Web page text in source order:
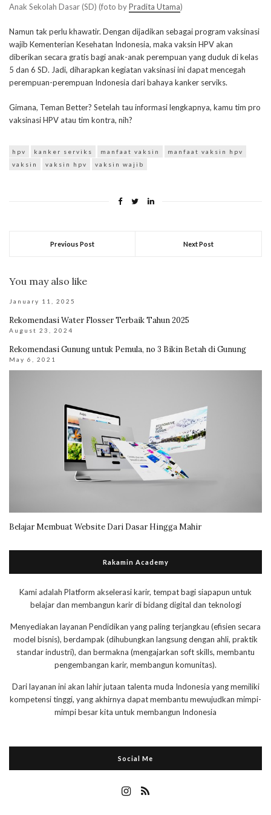
Anak Sekolah Dasar (SD) (foto byPradita Utama)
Namun tak perlu khawatir. Dengan dijadikan sebagai program vaksinasi
wajib Kementerian Kesehatan Indonesia, maka vaksin HPV akan
diberikan secara gratis bagi anak-anak perempuan yang duduk di kelas
5 dan 6 SD. Jadi, diharapkan kegiatan vaksinasi ini dapat mencegah
perempuan-perempuan Indonesia dari bahaya kanker serviks.
Gimana, Teman Better? Setelah tau informasi lengkapnya, kamu tim pro
vaksinasi HPV atau tim kontra, nih?
hpv kanker serviks manfaat vaksin
manfaat vaksin hpv
vaksin
vaksin hpv vaksin wajib
Previous Post Next Post
You may also like
January 11, 2025
Rekomendasi Water Flosser Terbaik Tahun 2025
August 23, 2024
Rekomendasi Gunung untuk Pemula, no 3 Bikin Betah di Gunung
May 6, 2021
Belajar Membuat Website Dari Dasar Hingga Mahir
Rakamin Academy
Kami adalah Platform akselerasi karir, tempat bagi siapapun untuk
belajar dan membangun karir di bidang digital dan teknologi
Menyediakan layanan Pendidikan yang paling terjangkau (efisien secara
model bisnis), berdampak (dihubungkan langsung dengan ahli, praktik
standar industri), dan bermakna (mengajarkan soft skills, membantu
pengembangan karir, membangun komunitas).
Dari layanan ini akan lahir jutaan talenta muda Indonesia yang memiliki
kompetensi tinggi, yang akhirnya dapat membantu mewujudkan mimpi-
mimpi besar kita untuk membangun Indonesia
Social Me